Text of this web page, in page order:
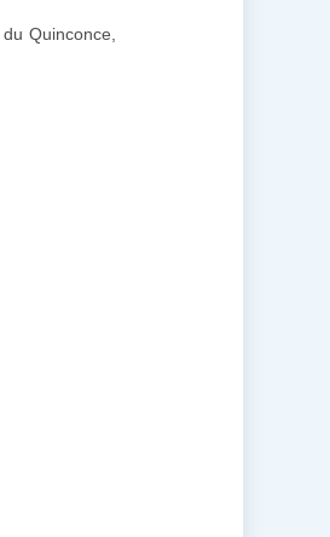
Quinconce,